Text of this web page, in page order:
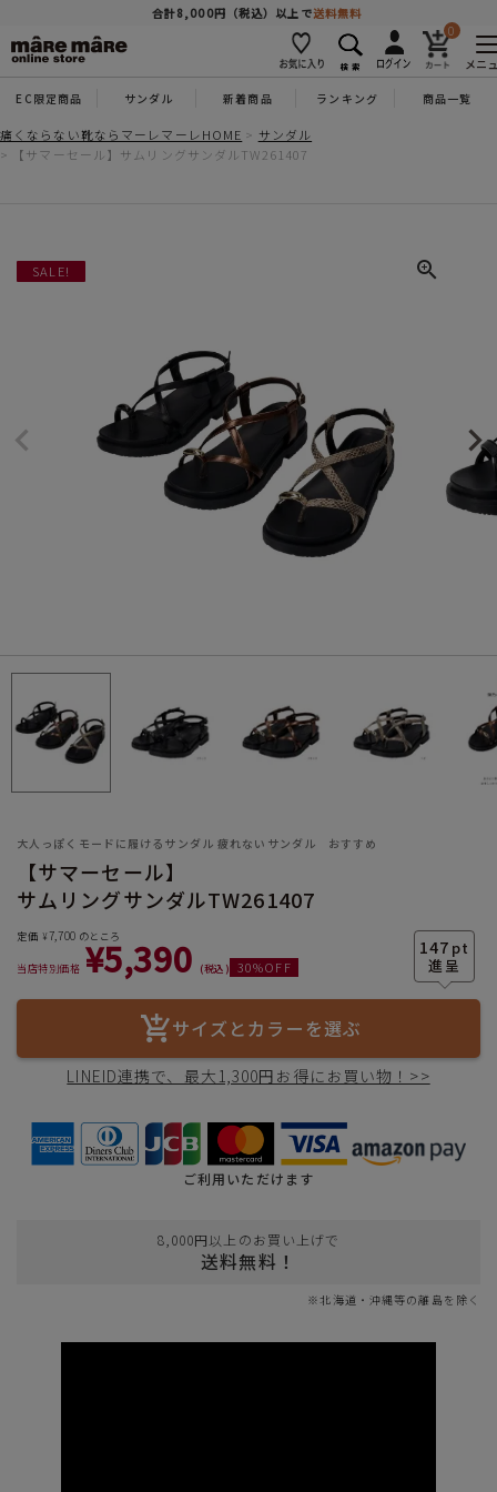
合計8,000円（税込）以上で送料無料
0
メニ
EC限定商品 サンダル 新着商品 ランキング 商品一覧
痛くならない靴ならマーレマーレHOME
サンダル
【サマーセール】サムリングサンダルTW261407
SALE!
大人っぽくモードに履けるサンダル 疲れないサンダル おすすめ
【サマーセール】
サムリングサンダルTW261407
147 pt
定価 ¥7,700 のところ
当店特別価格 ¥5,390 税込 30%OFF
サイズとカラーを選ぶ
LINEID連携で、最大1,300円お得にお買い物！>>
ご利用いただけます
8,000円以上のお買い上げで
送料無料！
※北海道・沖縄等の離島を除く
商品を探す
人気ワード #コンフォート #パンプス #スニーカー
カテゴリー
サイズ
ヒールの高さ
絞り込んで検索する